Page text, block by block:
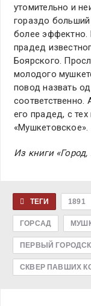
утомительно и
гораздо
более эффектно.
прадед
Боярского.
молодого
повод назвать
его прадед, с
«Мушкетовское».
Из книги
ТЕГИ 1891
ГОРСАД
ПЕРВЫЙ
СКВЕР ПАВШИХ